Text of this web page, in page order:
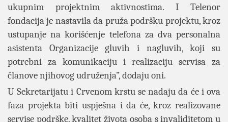
ukupnim projektnim aktivnostima. I Telenor
fondacija je nastavila da pruža podršku projektu, kroz
ustupanje na korišćenje telefona za dva personalna
asistenta Organizacije gluvih i nagluvih, koji su
potrebni za komunikaciju i realizaciju servisa za
članove njihovog udruženja”, dodaju oni.
U Sekretarijatu i Crvenom krstu se nadaju da će i ova
faza projekta biti uspješna i da će, kroz realizovane
servise podrške, kvalitet života osoba s invaliditetom u